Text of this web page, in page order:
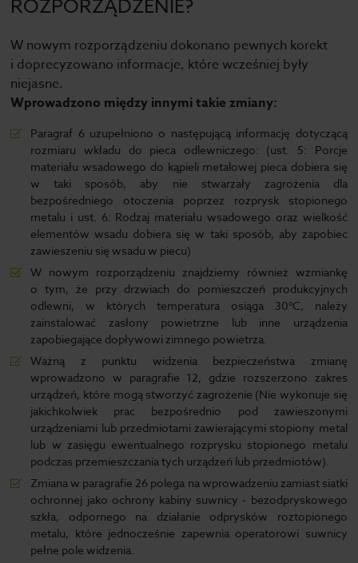
ROZPORZĄDZENIE?
W nowym rozporządzeniu dokonano pewnych korekt
i doprecyzowano informacje, które wcześniej były
niejasne.
Wprowadzono między innymi takie zmiany:
Paragraf 6 uzupełniono o następującą informację dotyczącą
rozmiaru wkładu do pieca odlewniczego: (ust. 5: Porcje
materiału wsadowego do kąpieli metalowej pieca dobiera się
w taki sposób, aby nie stwarzały zagrożenia dla
bezpośredniego otoczenia poprzez rozprysk stopionego
metalu i ust. 6: Rodzaj materiału wsadowego oraz wielkość
elementów wsadu dobiera się w taki sposób, aby zapobiec
zawieszeniu się wsadu w piecu)
W nowym rozporządzeniu znajdziemy również wzmiankę
o tym, że przy drzwiach do pomieszczeń produkcyjnych
odlewni, w których temperatura osiąga 30°C, należy
zainstalować zasłony powietrzne lub inne urządzenia
zapobiegające dopływowi zimnego powietrza.
Ważną z punktu widzenia bezpieczeństwa zmianę
wprowadzono w paragrafie 12, gdzie rozszerzono zakres
urządzeń, które mogą stworzyć zagrożenie (Nie wykonuje się
jakichkolwiek prac bezpośrednio pod zawieszonymi
urządzeniami lub przedmiotami zawierającymi stopiony metal
lub w zasięgu ewentualnego rozprysku stopionego metalu
podczas przemieszczania tych urządzeń lub przedmiotów).
Zmiana w paragrafie 26 polega na wprowadzeniu zamiast siatki
ochronnej jako ochrony kabiny suwnicy - bezodpryskowego
szkła, odpornego na działanie odprysków roztopionego
metalu, które jednocześnie zapewnia operatorowi suwnicy
pełne pole widzenia.